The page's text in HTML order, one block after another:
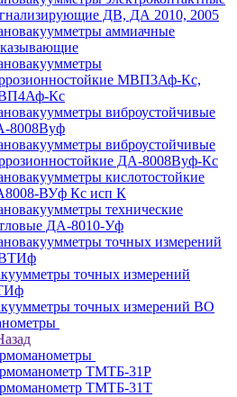
ДВ, ДА 2010, 2005
аммиачные
МВП3Аф-Кс,
Кс
виброустойчивые
8008Вуф
виброустойчивые
ДА-8008Вуф-Кс
кислотостойкие
ВУф Кс исп К
технические
ДА-8010-Уф
точных измерений
точных измерений
точных измерений ВО
ТМТБ-31Р
ТМТБ-31Т